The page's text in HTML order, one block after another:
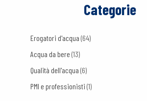
Categorie
Erogatori d'acqua(64)
Acqua da bere(13)
Qualità dell'acqua(6)
PMI e professionisti(1)